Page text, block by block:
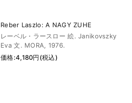
Reber Laszlo: A NAGY ZUHE
レーベル・ラースロー 絵. Janikovszky
Eva 文. MORA, 1976.
価格:4,180円(税込)